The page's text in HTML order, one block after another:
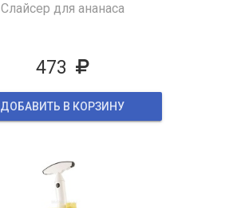
Слайсер для ананаса
473
ДОБАВИТЬ В КОРЗИНУ